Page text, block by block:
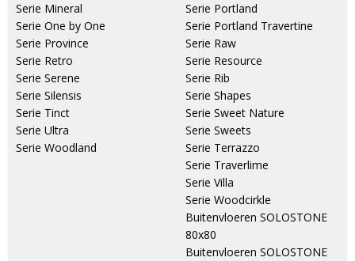
Serie Mineral
Serie One by One
Serie Province
Serie Retro
Serie Serene
Serie Silensis
Serie Tinct
Serie Ultra
Serie Woodland
Serie Portland
Serie Portland Travertine
Serie Raw
Serie Resource
Serie Rib
Serie Shapes
Serie Sweet Nature
Serie Sweets
Serie Terrazzo
Serie Traverlime
Serie Villa
Serie Woodcirkle
Buitenvloeren SOLOSTONE
80x80
Buitenvloeren SOLOSTONE